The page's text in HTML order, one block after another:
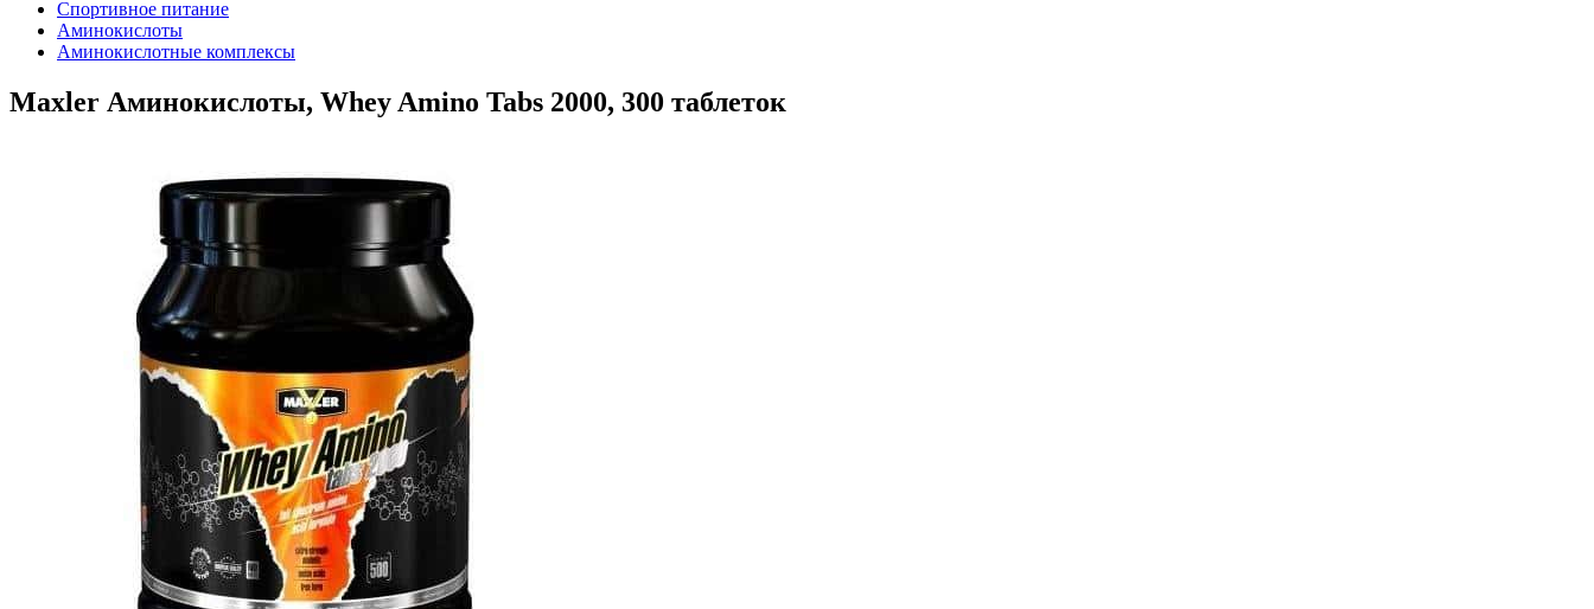
Спортивное питание
Аминокислоты
Аминокислотные комплексы
Maxler Аминокислоты, Whey Amino Tabs 2000, 300 таблеток